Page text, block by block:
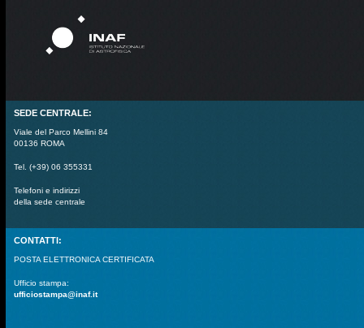
SEDE CENTRALE:
Viale del Parco Mellini 84
00136 ROMA
Tel. (+39) 06 355331
Telefoni e indirizzi
della sede centrale
CONTATTI:
POSTA ELETTRONICA CERTIFICATA
Ufficio stampa:
ufficiostampa@inaf.it